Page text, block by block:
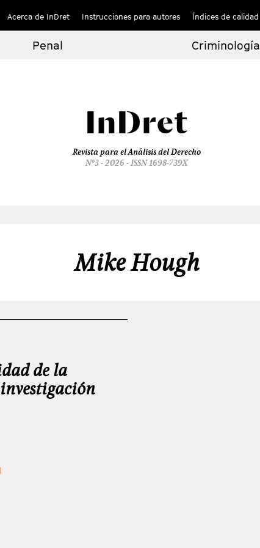
Acerca de InDret Instrucciones para autores Índices de calidad
Penal Criminología
InDret
Revista para el Análisis del Derecho
Nº3 - 2026 - ISSN 1698-739X
Mike Hough
de la